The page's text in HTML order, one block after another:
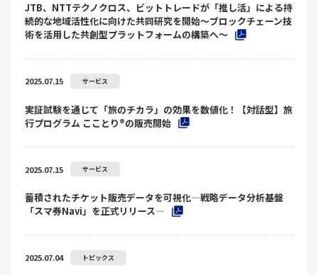
JTB、NTTテクノクロス、ビットトレードが「推し活」による持
続的な地域活性化に向けた共同研究を開始～ブロックチェーン技
術を活用した共創型プラットフォームの構築へ～
2025.07.15 サービス
実証試験を通じて「旅のチカラ」の効果を数値化！【対話型】旅
行プログラム こことり®の販売開始
2025.07.15 サービス
蓄積されたチケット販売データを可視化―戦略データ分析基盤
「スマ券Navi」を正式リリース―
2025.07.04 トピックス